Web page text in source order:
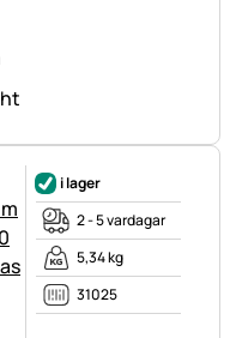
i lager
2 - 5 vardagar
5,34 kg
31025